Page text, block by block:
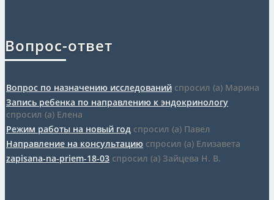
Вопрос-ответ
Вопрос по назначению исследований спросил (а) Марина
Запись ребенка по направлению к эндокринологу
спросил (а) Елена
Режим работы на новый год спросил (а) Павел
Направление на консультацию спросил (а) Елизавета
zapisana-na-priem-18-03 спросил (а) Зайцева Н. В.